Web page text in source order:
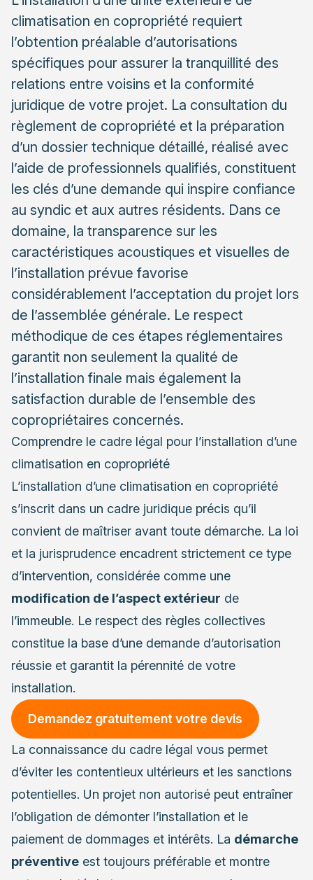
climatisation en copropriété requiert
l’obtention préalable d’autorisations
spécifiques pour assurer la tranquillité des
relations entre voisins et la conformité
juridique de votre projet. La consultation du
règlement de copropriété et la préparation
d’un dossier technique détaillé, réalisé avec
l’aide de professionnels qualifiés, constituent
les clés d’une demande qui inspire confiance
au syndic et aux autres résidents. Dans ce
domaine, la transparence sur les
caractéristiques acoustiques et visuelles de
l’installation prévue favorise
considérablement l’acceptation du projet lors
de l’assemblée générale. Le respect
méthodique de ces étapes réglementaires
garantit non seulement la qualité de
l’installation finale mais également la
satisfaction durable de l’ensemble des
copropriétaires concernés.
Comprendre le cadre légal pour l’installation d’une
climatisation en copropriété
L’installation d’une climatisation en copropriété
s’inscrit dans un cadre juridique précis qu’il
convient de maîtriser avant toute démarche. La loi
et la jurisprudence encadrent strictement ce type
d’intervention, considérée comme une
modification de l’aspect extérieur de
l’immeuble. Le respect des règles collectives
constitue la base d’une demande d’autorisation
réussie et garantit la pérennité de votre
installation.
Demandez gratuitement votre devis
La connaissance du cadre légal vous permet
d’éviter les contentieux ultérieurs et les sanctions
potentielles. Un projet non autorisé peut entraîner
l’obligation de démonter l’installation et le
paiement de dommages et intérêts. La démarche
préventive est toujours préférable et montre
L’importance d’un devis détaillé et conforme
Présenter efficacement votre projet en assemblée
générale
Les arguments techniques et économiques à
mettre en avant
Anticiper les questions et objections des
copropriétaires
Éviter les erreurs qui conduisent au refus de votre
projet
Les erreurs de procédure à ne pas commettre
Les solutions de compromis en cas de réticences